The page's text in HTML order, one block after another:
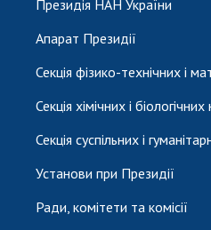
Президія НАН України
Апарат Президії
Секція фізико-технічних і
Секція хімічних і біологічних
Секція суспільних і
Установи при Президії
Ради, комітети та комісії